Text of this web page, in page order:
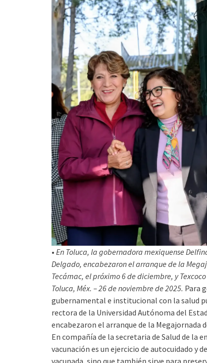
• En Toluca, la gobernadora mexiquense
Delgado, encabezaron el arranque de la
Tecámac, el próximo 6 de diciembre, y
Toluca, Méx. – 26 de noviembre de 2025. Para
gubernamental e institucional con la salud
rectora de la Universidad Autónoma del
encabezaron el arranque de la Megajornada
En compañía de la secretaria de Salud de la
vacunación es un ejercicio de autocuidado y